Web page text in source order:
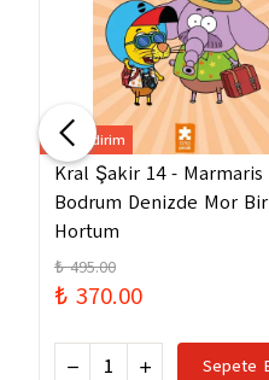
%25 İndirim
Kral Şakir 14 - Marmaris
Bodrum Denizde Mor Bir
Hortum
₺ 495.00
₺ 370.00
Sepete